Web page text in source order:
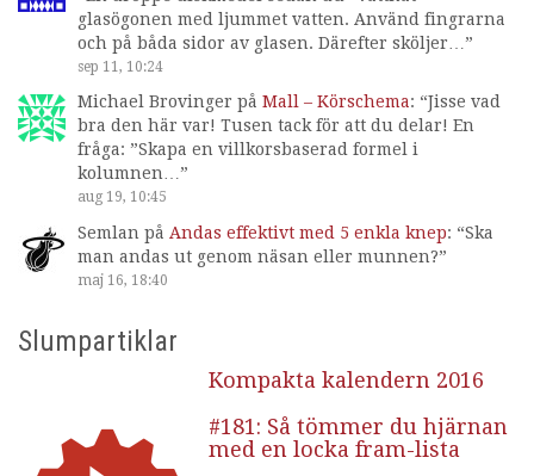
glasögonen med ljummet vatten. Använd fingrarna
och på båda sidor av glasen. Därefter sköljer… ”
sep 11, 10:24
Michael Brovinger på Mall – Körschema: “Jisse vad
bra den här var! Tusen tack för att du delar! En
fråga: ”Skapa en villkorsbaserad formel i
kolumnen…”
aug 19, 10:45
Semlan på Andas effektivt med 5 enkla knep: “Ska
man andas ut genom näsan eller munnen?”
maj 16, 18:40
Slumpartiklar
Kompakta kalendern 2016
#181: Så tömmer du hjärnan
med en locka fram-lista